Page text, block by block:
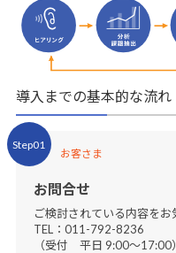
導入までの基本的な流れ
Step01
お客さま
お問合せ
ご検討されている内容をお
TEL：011-792-8236
（受付 平日 9:00～17:00）